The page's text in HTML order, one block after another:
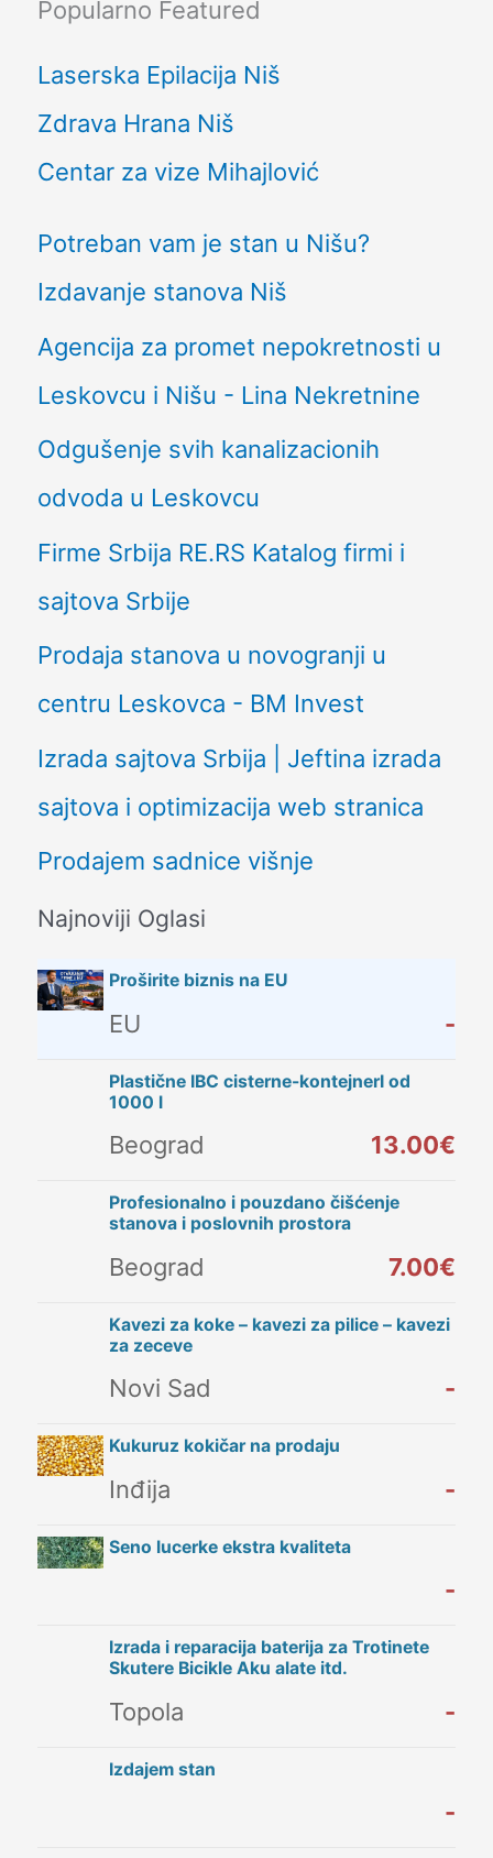
Popularno Featured
Laserska Epilacija Niš
Zdrava Hrana Niš
Centar za vize Mihajlović
Potreban vam je stan u Nišu?
Izdavanje stanova Niš
Agencija za promet nepokretnosti u
Leskovcu i Nišu - Lina Nekretnine
Odgušenje svih kanalizacionih
odvoda u Leskovcu
Firme Srbija RE.RS Katalog firmi i
sajtova Srbije
Prodaja stanova u novogranji u
centru Leskovca - BM Invest
Izrada sajtova Srbija | Jeftina izrada
sajtova i optimizacija web stranica
Prodajem sadnice višnje
Najnoviji Oglasi
Proširite biznis na EU
EU -
Plastične IBC cisterne-kontejnerI od
1000 l
Beograd 13.00€
Profesionalno i pouzdano čišćenje
stanova i poslovnih prostora
Beograd 7.00€
Kavezi za koke – kavezi za pilice – kavezi
za zeceve
Novi Sad -
Kukuruz kokičar na prodaju
Inđija -
Seno lucerke ekstra kvaliteta
-
Izrada i reparacija baterija za Trotinete
Skutere Bicikle Aku alate itd.
Topola -
Izdajem stan
-